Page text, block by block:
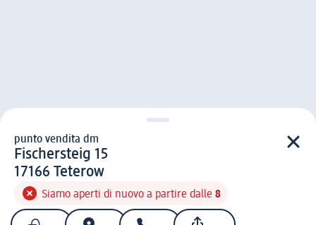
punto vendita d m
punto vendita dm
Fischersteig 15
1 7 1 6 6
17166 Teterow
Siamo aperti di nuovo a partire dalle 8